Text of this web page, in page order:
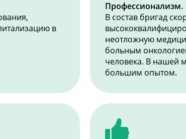
в
Профессионализм.
В состав бригад
неотложную
больным
человека. В нашей
большим опытом.